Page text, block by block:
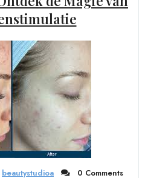
beautystudioa 0 Comments